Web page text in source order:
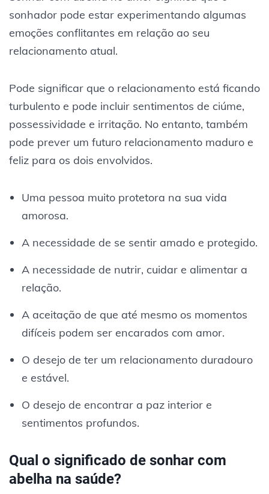
sonhador pode estar experimentando algumas
emoções conflitantes em relação ao seu
relacionamento atual.
Pode significar que o relacionamento está ficando
turbulento e pode incluir sentimentos de ciúme,
possessividade e irritação. No entanto, também
pode prever um futuro relacionamento maduro e
feliz para os dois envolvidos.
Uma pessoa muito protetora na sua vida
amorosa.
A necessidade de se sentir amado e protegido.
A necessidade de nutrir, cuidar e alimentar a
relação.
A aceitação de que até mesmo os momentos
difíceis podem ser encarados com amor.
O desejo de ter um relacionamento duradouro
e estável.
O desejo de encontrar a paz interior e
sentimentos profundos.
Qual o significado de sonhar com
abelha na saúde?